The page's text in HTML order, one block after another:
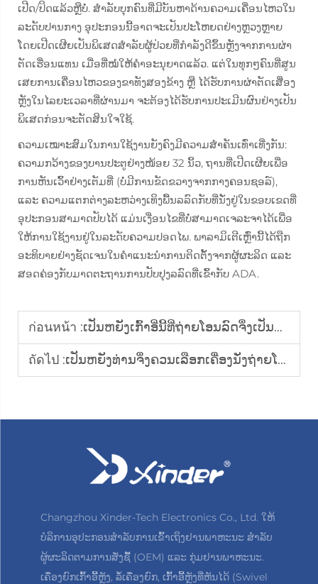
ເປີດ/ປິດແລ້ວຫຼືບໍ່. ສຳລັບບຸກຄົນທີ່ມີບັນຫາດ້ານຄວາມເຄື່ອນໄຫວໃນ
ລະດັບປານກາງ ອຸປະກອນນີ້ອາດຈະເປັນປະໂຫຍດຢ່າງຫຼວງຫຼາຍ
ໂດຍເປີດເຜີຍເປັນພິເສດສຳລັບຜູ້ປ່ວຍທີ່ກຳລັງດີຂຶ້ນຫຼັງຈາກການຜ່າ
ຕັດເຮື່ອນແທນ ເມື່ອທີ່ໝໍໃຫ້ຄຳອະນຸຍາດແລ້ວ. ແຕ່ໃນທຸກໆຄົນທີ່ສູນ
ເສຍການເຄື່ອນໄຫວຂອງຂາທັງສອງຂ້າງ ຫຼື ໄດ້ຮັບການຜ່າຕັດເສື່ອງ
ຫຼັງໃນໄລຍະເວລາທີ່ຜ່ານມາ ຈະຕ້ອງໄດ້ຮັບການປະເມີນຜົນຢ່າງເປັນ
ພິເສດກ່ອນຈະຕັດສິນໃຈໃຊ້.
ຄວາມເໝາະສົມໃນການໃຊ້ງານຍັງຄົງມີຄວາມສຳຄັນເທົ່າເທີ່ງກັນ:
ຄວາມກວ້າງຂອງບານປະຕູຢ່າງໜ້ອຍ 32 ນິ້ວ, ຖານທີ່ເປີດເຜີຍເພື່ອ
ການຫັນເວົ້າຢ່າງເຕັມທີ່ (ບໍ່ມີການຂັດຂວາງຈາກກາງຄອນຊອລ໌),
ແລະ ຄວາມແຕກຕ່າງລະຫວ່າງເທິງພື້ນລລົດກັບທີ່ນັ່ງຢູ່ໃນຂອບເຂດທີ່
ອຸປະກອນສາມາດປັບໄດ້ ແມ່ນເງື່ອນໄຂທີ່ບໍ່ສາມາດເຈລະຈາໄດ້ເພື່ອ
ໃຫ້ການໃຊ້ງານຢູ່ໃນລະດັບຄວາມປອດໄພ. ພາລາມິເຕີເຫຼົ່ານີ້ໄດ້ຖືກ
ອະທິບາຍຢ່າງຊັດເຈນໃນຄຳແນະນຳການຕິດຕັ້ງຈາກຜູ້ຜະລິດ ແລະ
ສອດຄ່ອງກັບມາດຕະຖານການປັບປຸງລລົດທີ່ເຂົ້າກັບ ADA.
ก่อนหน้า :ເປັນຫຍັງເກົ້າອີ່ນີ້ທີ່ຖ່າຍໂອນລົດຈຶ່ງເປັນທາງເລືອກທີ່ດີທີ່ສຸດສຳລັບຜູ້ຂັບຂີ່ທີ່ມີຄວາມພິການ
ถัดไป :ເປັນຫຍັງທ່ານຈຶ່ງຄວນເລືອກເຄື່ອງນັ່ງຖ່າຍໂອນລົດໃຫ້ເຂົ້າກັບປະເພດລົດຂອງທ່ານ
Changzhou Xinder-Tech Electronics Co., Ltd. ໃຫ້
ບໍລິການອຸປະກອນສຳລັບການເຂົ້າເຖິງຢານພາຫະນະ ສຳລັບ
ຜູ້ຜະລິດຕາມການສັ່ງຊື້ (OEM) ແລະ ກຸ່ມຢານພາຫະນະ.
ເຄື່ອງຍົກເກົ້າອີ້ຫຼັງ, ລໍ້ເຄື່ອງຍົກ, ເກົ້າອີ້ຫຼັງທີ່ຫັນໄດ້ (Swivel